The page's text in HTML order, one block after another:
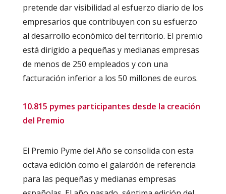
pretende dar visibilidad al esfuerzo diario de los
empresarios que contribuyen con su esfuerzo
al desarrollo económico del territorio. El premio
está dirigido a pequeñas y medianas empresas
de menos de 250 empleados y con una
facturación inferior a los 50 millones de euros.
10.815 pymes participantes desde la creación
del Premio
El Premio Pyme del Año se consolida con esta
octava edición como el galardón de referencia
para las pequeñas y medianas empresas